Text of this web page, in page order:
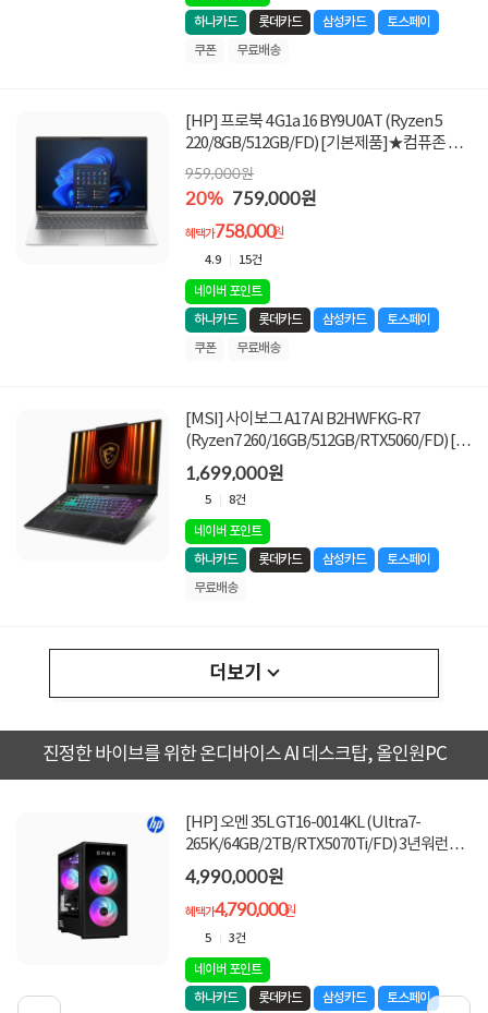
하나카드
롯데카드 삼성카드
토스페이
쿠폰
무료배송
[HP] 프로북 4 G1a 16 BY9U0AT (Ryzen 5
220/8GB/512GB/FD) [기본제품]★컴퓨존 단
독! 한정 수량 할인 ★ADP 1년 무상 보증 제품
★
959,000원
20% 759,000원
혜택가758,000원
4.9 15건
네이버 포인트
하나카드
롯데카드 삼성카드
토스페이
쿠폰
무료배송
[MSI] 사이보그 A17 AI B2HWFKG-R7
(Ryzen7 260/16GB/512GB/RTX5060/FD) [기
본제품]
1,699,000원
5 8건
네이버 포인트
하나카드
롯데카드 삼성카드
토스페이
무료배송
더보기
진정한 바이브를 위한 온디바이스 AI 데스크탑, 올인원PC
[HP] 오멘 35L GT16-0014KL (Ultra7-
265K/64GB/2TB/RTX5070Ti/FD) 3년워런티
[기본제품]★컴퓨존 단독! 수량한정 특가쿠폰
★
4,990,000원
혜택가4,790,000원
5 3건
네이버 포인트
하나카드
롯데카드 삼성카드 토스페이